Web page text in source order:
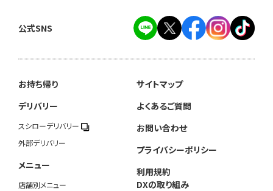
公式SNS
お持ち帰り
デリバリー
スシローデリバリー
外部デリバリー
メニュー
店舗別メニュー
サイトマップ
よくあるご質問
お問い合わせ
プライバシーポリシー
利用規約
DXの取り組み